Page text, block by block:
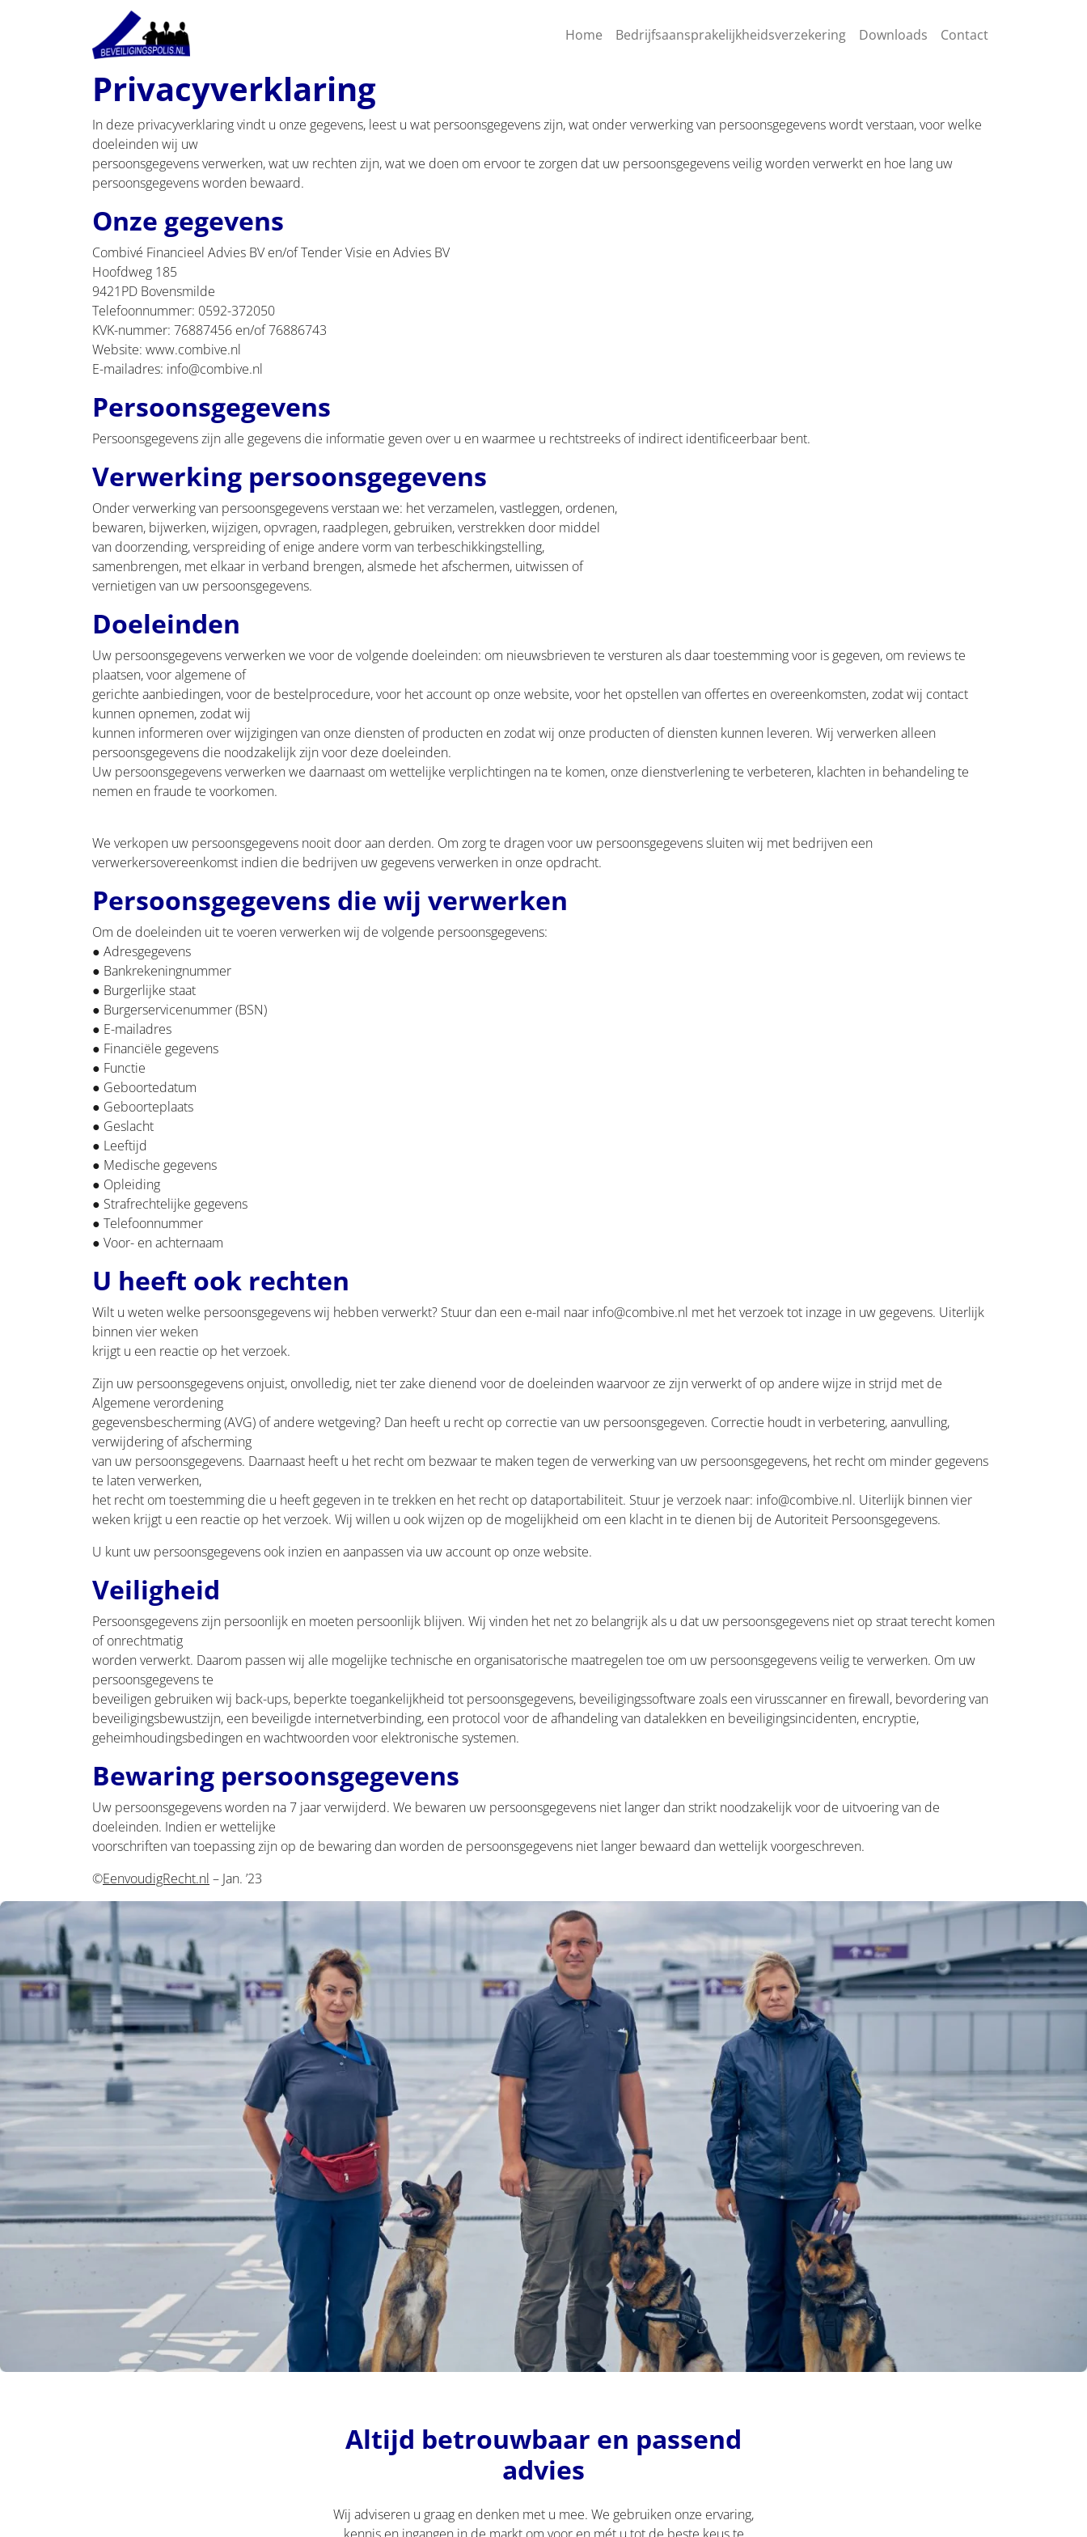
Home Bedrijfsaansprakelijkheidsverzekering Downloads Contact
Privacyverklaring
In deze privacyverklaring vindt u onze gegevens, leest u wat persoonsgegevens zijn, wat onder verwerking van persoonsgegevens wordt verstaan, voor welke
doeleinden wij uw
persoonsgegevens verwerken, wat uw rechten zijn, wat we doen om ervoor te zorgen dat uw persoonsgegevens veilig worden verwerkt en hoe lang uw
persoonsgegevens worden bewaard.
Onze gegevens
Combivé Financieel Advies BV en/of Tender Visie en Advies BV
Hoofdweg 185
9421PD Bovensmilde
Telefoonnummer: 0592-372050
KVK-nummer: 76887456 en/of 76886743
Website: www.combive.nl
E-mailadres: info@combive.nl
Persoonsgegevens
Persoonsgegevens zijn alle gegevens die informatie geven over u en waarmee u rechtstreeks of indirect identificeerbaar bent.
Verwerking persoonsgegevens
Onder verwerking van persoonsgegevens verstaan we: het verzamelen, vastleggen, ordenen,
bewaren, bijwerken, wijzigen, opvragen, raadplegen, gebruiken, verstrekken door middel
van doorzending, verspreiding of enige andere vorm van terbeschikkingstelling,
samenbrengen, met elkaar in verband brengen, alsmede het afschermen, uitwissen of
vernietigen van uw persoonsgegevens.
Doeleinden
Uw persoonsgegevens verwerken we voor de volgende doeleinden: om nieuwsbrieven te versturen als daar toestemming voor is gegeven, om reviews te
plaatsen, voor algemene of
gerichte aanbiedingen, voor de bestelprocedure, voor het account op onze website, voor het opstellen van offertes en overeenkomsten, zodat wij contact
kunnen opnemen, zodat wij
kunnen informeren over wijzigingen van onze diensten of producten en zodat wij onze producten of diensten kunnen leveren. Wij verwerken alleen
persoonsgegevens die noodzakelijk zijn voor deze doeleinden.
Uw persoonsgegevens verwerken we daarnaast om wettelijke verplichtingen na te komen, onze dienstverlening te verbeteren, klachten in behandeling te
nemen en fraude te voorkomen.
We verkopen uw persoonsgegevens nooit door aan derden. Om zorg te dragen voor uw persoonsgegevens sluiten wij met bedrijven een
verwerkersovereenkomst indien die bedrijven uw gegevens verwerken in onze opdracht.
Persoonsgegevens die wij verwerken
Om de doeleinden uit te voeren verwerken wij de volgende persoonsgegevens:
● Adresgegevens
● Bankrekeningnummer
● Burgerlijke staat
● Burgerservicenummer (BSN)
● E-mailadres
● Financiële gegevens
● Functie
● Geboortedatum
● Geboorteplaats
● Geslacht
● Leeftijd
● Medische gegevens
● Opleiding
● Strafrechtelijke gegevens
● Telefoonnummer
● Voor- en achternaam
U heeft ook rechten
Wilt u weten welke persoonsgegevens wij hebben verwerkt? Stuur dan een e-mail naar info@combive.nl met het verzoek tot inzage in uw gegevens. Uiterlijk
binnen vier weken
krijgt u een reactie op het verzoek.
Zijn uw persoonsgegevens onjuist, onvolledig, niet ter zake dienend voor de doeleinden waarvoor ze zijn verwerkt of op andere wijze in strijd met de
Algemene verordening
gegevensbescherming (AVG) of andere wetgeving? Dan heeft u recht op correctie van uw persoonsgegeven. Correctie houdt in verbetering, aanvulling,
verwijdering of afscherming
van uw persoonsgegevens. Daarnaast heeft u het recht om bezwaar te maken tegen de verwerking van uw persoonsgegevens, het recht om minder gegevens
te laten verwerken,
het recht om toestemming die u heeft gegeven in te trekken en het recht op dataportabiliteit. Stuur je verzoek naar: info@combive.nl. Uiterlijk binnen vier
weken krijgt u een reactie op het verzoek. Wij willen u ook wijzen op de mogelijkheid om een klacht in te dienen bij de Autoriteit Persoonsgegevens.
U kunt uw persoonsgegevens ook inzien en aanpassen via uw account op onze website.
Veiligheid
Persoonsgegevens zijn persoonlijk en moeten persoonlijk blijven. Wij vinden het net zo belangrijk als u dat uw persoonsgegevens niet op straat terecht komen
of onrechtmatig
worden verwerkt. Daarom passen wij alle mogelijke technische en organisatorische maatregelen toe om uw persoonsgegevens veilig te verwerken. Om uw
persoonsgegevens te
beveiligen gebruiken wij back-ups, beperkte toegankelijkheid tot persoonsgegevens, beveiligingssoftware zoals een virusscanner en firewall, bevordering van
beveiligingsbewustzijn, een beveiligde internetverbinding, een protocol voor de afhandeling van datalekken en beveiligingsincidenten, encryptie,
geheimhoudingsbedingen en wachtwoorden voor elektronische systemen.
Bewaring persoonsgegevens
Uw persoonsgegevens worden na 7 jaar verwijderd. We bewaren uw persoonsgegevens niet langer dan strikt noodzakelijk voor de uitvoering van de
doeleinden. Indien er wettelijke
voorschriften van toepassing zijn op de bewaring dan worden de persoonsgegevens niet langer bewaard dan wettelijk voorgeschreven.
©EenvoudigRecht.nl – Jan. ’23
Altijd betrouwbaar en passend
advies
Wij adviseren u graag en denken met u mee. We gebruiken onze ervaring,